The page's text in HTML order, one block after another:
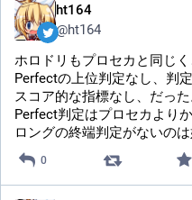
ht164
@ht164
ホロドリもプロセカと同じく
Perfectの上位判定なし、判
スコア的な指標なし、だった
Perfect判定はプロセカより
ロングの終端判定がないの
0